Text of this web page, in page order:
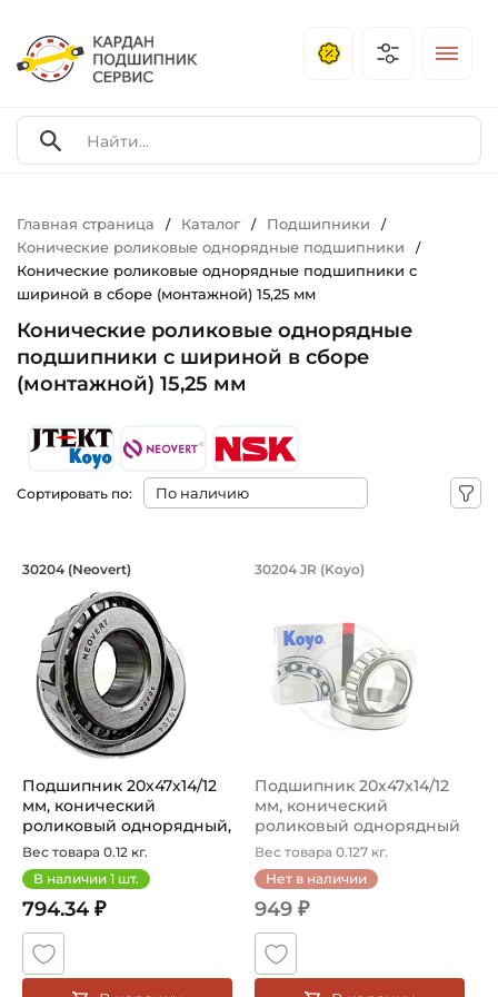
Главная страница / Каталог / Подшипники /
Конические роликовые однорядные подшипники /
Конические роликовые однорядные подшипники с
шириной в сборе (монтажной) 15,25 мм
Конические роликовые однорядные
подшипники с шириной в сборе
(монтажной) 15,25 мм
Сортировать по:
Подшипник 20х47х14/12 мм,
Подшипник 30204 Neovert конический роликовый
30204 (Neovert)
Подшипник 20х47х14/12
мм, конический
роликовый однорядный,
на вал 20 мм...
Вес товара 0.12 кг.
В наличии 1 шт.
794.34 ₽
Подшипник
30204 JR (Koyo)
Подшипник 20х47х14/12
мм, конический
роликовый однорядный
HI-CAP, на ва...
Вес товара 0.127 кг.
Нет в наличии
949 ₽